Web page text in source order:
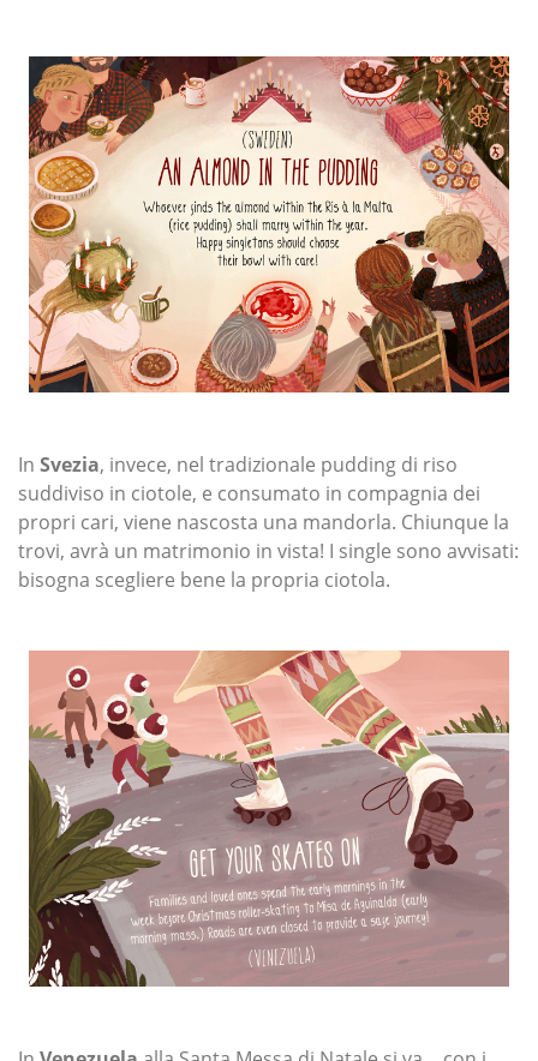
In Svezia, invece, nel tradizionale pudding di riso
suddiviso in ciotole, e consumato in compagnia dei
propri cari, viene nascosta una mandorla. Chiunque la
trovi, avrà un matrimonio in vista! I single sono avvisati:
bisogna scegliere bene la propria ciotola.